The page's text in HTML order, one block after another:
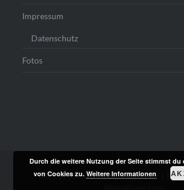
Impressum
Datenschutz
Fotos
Stolz präsentiert von WordPress
Durch die weitere Nutzung der Seite stimmst du
von Cookies zu.Weitere Informationen